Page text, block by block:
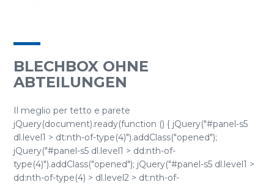
BLECHBOX OHNE
ABTEILUNGEN
Il meglio per tetto e parete
jQuery(document).ready(function () { jQuery("#panel-s5
dl.level1 > dt:nth-of-type(4)").addClass("opened");
jQuery("#panel-s5 dl.level1 > dd:nth-of-
type(4)").addClass("opened"); jQuery("#panel-s5 dl.level1 >
dd:nth-of-type(4) > dl.level2 > dt:nth-of-